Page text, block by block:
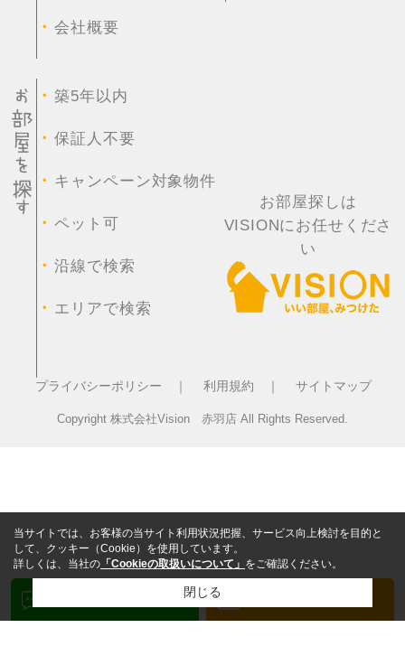
・会社概要
・築5年以内
・保証人不要
・ キャンペーン対象物件
・ペット可
・沿線で検索
・ エリアで検索
お部屋探しは
VISIONにお任せくださ
い
プライバシーポリシー ｜ 利用規約 ｜ サイトマップ
Copyright 株式会社Vision 赤羽店 All Rights Reserved.
当サイトでは、お客様の当サイト利用状況把握、サービス向上検討を目的と
して、クッキー（Cookie）を使用しています。
詳しくは、当社の 「Cookieの取扱いについて」 をご確認ください。
閉じる